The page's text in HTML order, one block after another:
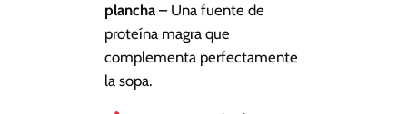
plancha – Una fuente de
proteína magra que
complementa perfectamente
la sopa.